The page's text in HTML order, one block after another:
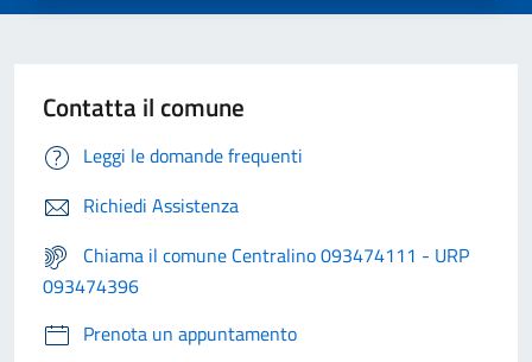
Contatta il comune
Leggi le domande frequenti
Richiedi Assistenza
Chiama il comune Centralino 093474111 - URP
093474396
Prenota un appuntamento